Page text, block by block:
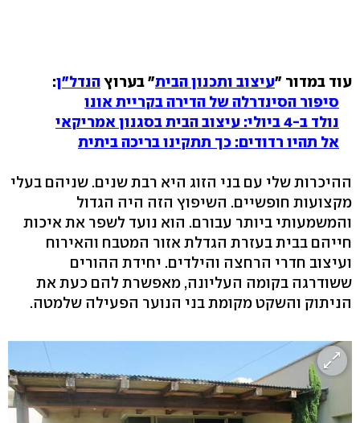
עוד במדור "עיצוב ותכנון הבית" בערוץהנדל"ן:
סיפור הסינדרלה של הדירה בקריית אונו
נולד ב-4 ביולי: עיצוב הבית בסגנון אמריקאי
אל תהיו רדודים: כך תתקינו בריכה ביתית
ההיכרות שלי עם בני הזוג היא רבת שנים. שניהם בעלי
מקצועות חופשיים. השיפוץ הזה היה הגדול
והמשמעותי ביותר עבורם. הוא נועד לשפר את איכות
חייהם בבית בעזרת הגדלת אזור המטבח והאירוח
ועיצוב חדרי הרחצה והילדים. יחידת ההורים
ששודרגה בקומה העליונה, מאפשרת להם כעת את
הניתוק והשקט מקומת בני הנוער הפעילה שלמטה.